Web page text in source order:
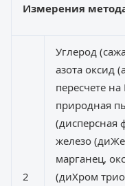
Измерения
2
Углерод
азота оксид
пересчете
природная
(дисперсная
железо
марганец,
(диХром